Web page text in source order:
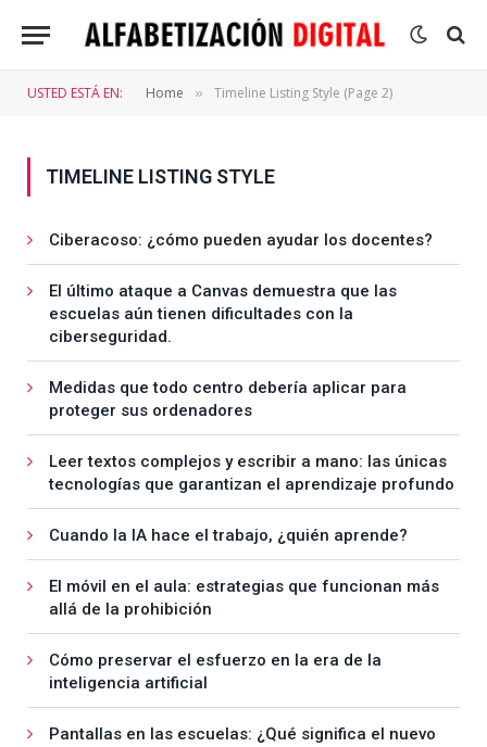
USTED ESTÁ EN: Home » Timeline Listing Style (Page 2)
TIMELINE LISTING STYLE
Ciberacoso: ¿cómo pueden ayudar los docentes?
El último ataque a Canvas demuestra que las
escuelas aún tienen dificultades con la
ciberseguridad.
Medidas que todo centro debería aplicar para
proteger sus ordenadores
Leer textos complejos y escribir a mano: las únicas
tecnologías que garantizan el aprendizaje profundo
Cuando la IA hace el trabajo, ¿quién aprende?
El móvil en el aula: estrategias que funcionan más
allá de la prohibición
Cómo preservar el esfuerzo en la era de la
inteligencia artificial
Pantallas en las escuelas: ¿Qué significa el nuevo